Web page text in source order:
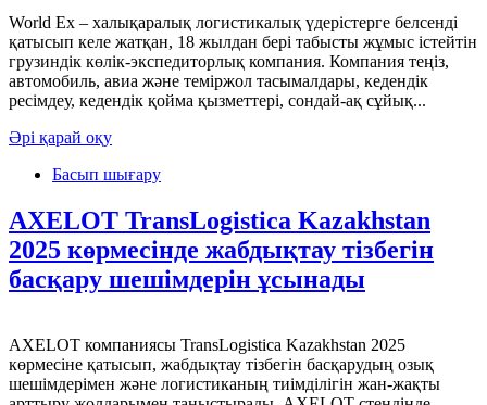
World Ex – халықаралық логистикалық үдерістерге белсенді
қатысып келе жатқан, 18 жылдан бері табысты жұмыс істейтін
грузиндік көлік-экспедиторлық компания. Компания теңіз,
автомобиль, авиа және теміржол тасымалдары, кедендік
ресімдеу, кедендік қойма қызметтері, сондай-ақ сұйық...
Әрі қарай оқу
Басып шығару
AXELOT TransLogistica Kazakhstan
2025 көрмесінде жабдықтау тізбегін
басқару шешімдерін ұсынады
AXELOT компаниясы TransLogistica Kazakhstan 2025
көрмесіне қатысып, жабдықтау тізбегін басқарудың озық
шешімдерімен және логистиканың тиімділігін жан-жақты